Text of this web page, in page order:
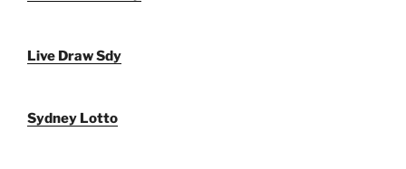
Live Draw Sdy
Sydney Lotto